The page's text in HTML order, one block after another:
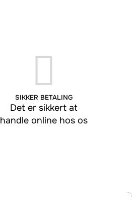
SIKKER BETALING
Det er sikkert at
handle online hos os